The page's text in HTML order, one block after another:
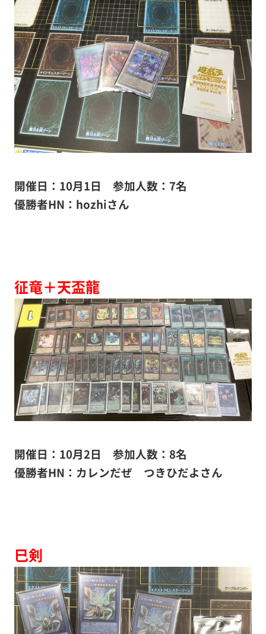
開催日：10月1日 参加人数：7名
優勝者HN：hozhiさん
征竜＋天盃龍
開催日：10月2日 参加人数：8名
優勝者HN：カレンだぜ つきひだよさん
巳剣